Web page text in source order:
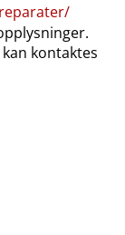
kontaktes